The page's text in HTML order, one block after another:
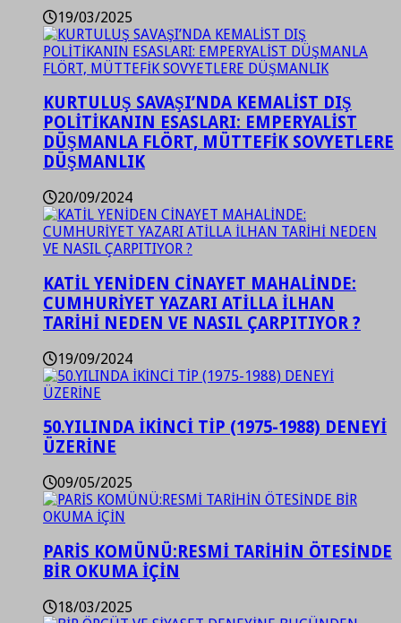
19/03/2025
KURTULUŞ SAVAŞI’NDA KEMALİST DIŞ
POLİTİKANIN ESASLARI: EMPERYALİST
DÜŞMANLA FLÖRT, MÜTTEFİK SOVYETLERE
DÜŞMANLIK
20/09/2024
KATİL YENİDEN CİNAYET MAHALİNDE:
CUMHURİYET YAZARI ATİLLA İLHAN
TARİHİ NEDEN VE NASIL ÇARPITIYOR ?
19/09/2024
50.YILINDA İKİNCİ TİP (1975-1988) DENEYİ
ÜZERİNE
09/05/2025
PARİS KOMÜNÜ:RESMİ TARİHİN ÖTESİNDE
BİR OKUMA İÇİN
18/03/2025